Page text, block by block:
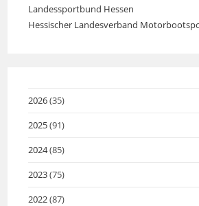
new
tab
a
new
a
Landessportbund Hessen
in
Hessischer Landesverband
2026(35)
2025(91)
2024(85)
2023(75)
2022(87)